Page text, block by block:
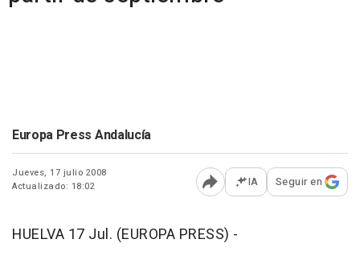
Europa Press Andalucía
Jueves, 17 julio 2008
Actualizado: 18:02
Abrir opciones para
IA Seguir en
HUELVA 17 Jul. (EUROPA PRESS) -